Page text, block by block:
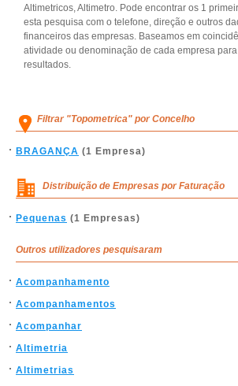
Altimetricos, Altimetro. Pode encontrar os 1
esta pesquisa com o telefone, direção e outros
financeiros das empresas. Baseamos em
atividade ou denominação de cada empresa
resultados.
Filtrar "Topometrica" por Concelho
BRAGANÇA (1 Empresa)
Distribuição de Empresas por Faturação
Pequenas (1 Empresas)
Outros utilizadores pesquisaram
Acompanhamento
Acompanhamentos
Acompanhar
Altimetria
Altimetrias